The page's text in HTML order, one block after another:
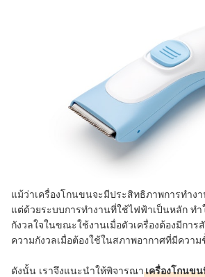
แม้ว่าเครื่องโกนขนจะมีประสิทธิภาพการทำง
แต่ด้วยระบบการทำงานที่ใช้ไฟฟ้าเป็นหลัก ทำ
กังวลใจในขณะใช้งานเมื่อตัวเครื่องต้องมีกา
ความกังวลเมื่อต้องใช้ในสภาพอากาศที่มีควา
ดังนั้น เราจึงแนะนำให้พิจารณาเครื่องโกนข